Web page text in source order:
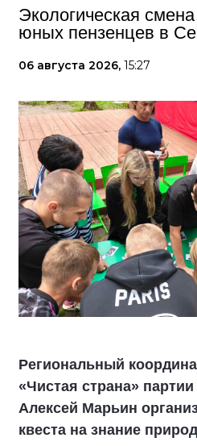
Экологическая
юных пензенцев в
06 августа 2026, 15:27
Региональный
«Чистая страна»
Алексей Марьин
квеста на знание